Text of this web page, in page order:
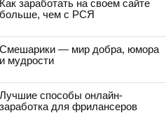
Как заработать на своем сайте
больше, чем с РСЯ
Смешарики — мир добра, юмора
и мудрости
Лучшие способы онлайн-
заработка для фрилансеров